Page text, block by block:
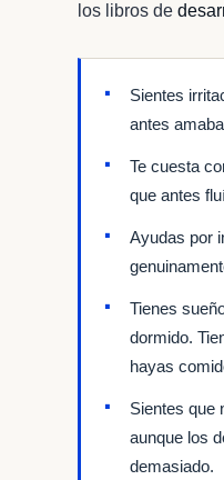
los libros de
Sientes
antes
Te cuesta
que antes
Ayudas por
Tienes
dormido.
hayas
Sientes que
aunque los
demasiado.